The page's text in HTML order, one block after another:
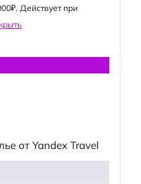
Действует при
от Yandex Travel